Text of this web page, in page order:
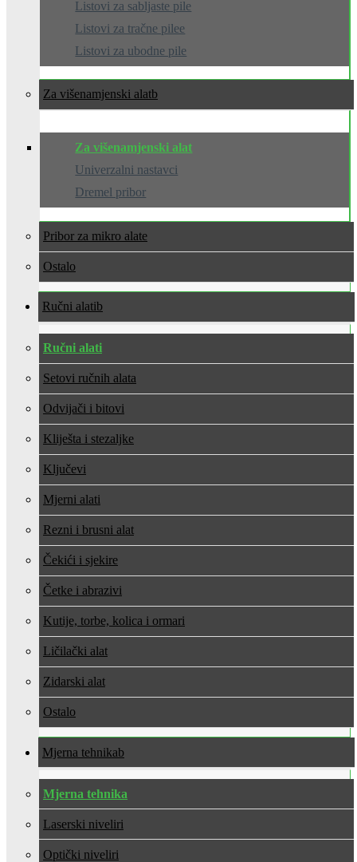
Listovi za sabljaste pile
Listovi za tračne pilee
Listovi za ubodne pile
Za višenamjenski alat
Za višenamjenski alat
Univerzalni nastavci
Dremel pribor
Pribor za mikro alate
Ostalo
Ručni alati
Ručni alati
Setovi ručnih alata
Odvijači i bitovi
Kliješta i stezaljke
Ključevi
Mjerni alati
Rezni i brusni alat
Čekići i sjekire
Četke i abrazivi
Kutije, torbe, kolica i ormari
Ličilački alat
Zidarski alat
Ostalo
Mjerna tehnika
Mjerna tehnika
Laserski niveliri
Optički niveliri